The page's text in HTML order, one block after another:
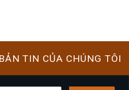
TIN CỦA CHÚNG TÔI